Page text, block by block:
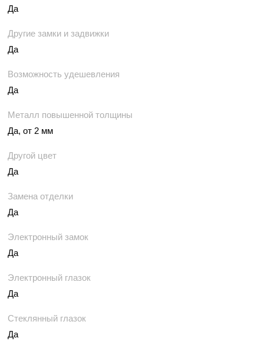
Да
Другие замки и задвижки
Да
Возможность удешевления
Да
Металл повышенной толщины
Да, от 2 мм
Другой цвет
Да
Замена отделки
Да
Электронный замок
Да
Электронный глазок
Да
Стеклянный глазок
Да